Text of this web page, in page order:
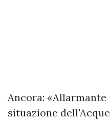
Ancora:
situazione